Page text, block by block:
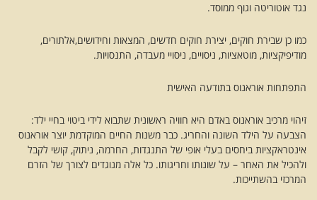
נגד אוטוריטה וגוף ממוסד.
כמו כן שבירת חוקים, יצירת חוקים חדשים, המצאות וחידושים,אלתורים,
מודיפיקציות, מוטאציות, ניסויים, ניסויי מעבדה, התנסויות.
התפתחות אוראנוס בתודעה האישית
זיהוי מרכיב אוראנוס באדם היא חוויה ראשונית שתבוא לידי ביטוי בחיי ילד:
הצבעה על הילד השונה והחריג. כבר משנות החיים המוקדמת יוצר אוראנוס
אינטראקציות ביחסים בעלי אופי של התנגדות, החרמה, ניתוק, קושי לקבל
ולהכיל את האחר – על שונותו וחריגותו. כל אלה מנוגדים לצורך של הזרם
המרכזי בהשתייכות.